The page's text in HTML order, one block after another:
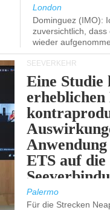
London
Dominguez (IMO):
zuversichtlich,
wieder
SEEVERKEHR
Eine Studie
ETS auf die
Palermo
Für die Strecken